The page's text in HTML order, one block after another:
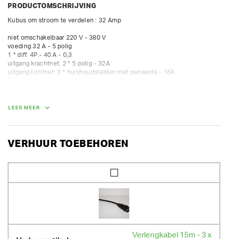
PRODUCTOMSCHRIJVING
Kubus om stroom te verdelen : 32 Amp
niet omschakelbaar 220 V - 380 V
voeding 32 A - 5 polig
1 * diff. 4P.- 40 A - 0,3
uitgang krachtnet: 2 * 5 polig - 32A
uitgang lichtnet: 3 * huishoudstekker met penaarde - 16A
LEES MEER
VERHUUR TOEBEHOREN
Verlengkabel 15m - 3 x